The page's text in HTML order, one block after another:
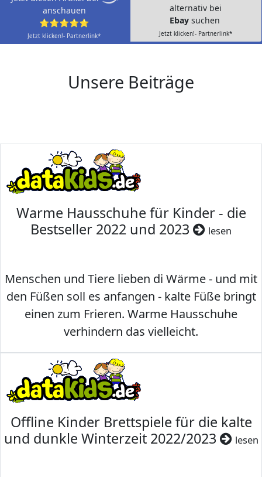
anschauen
⭐⭐⭐⭐⭐
Jetzt klicken!- Partnerlink*
alternativ bei
Ebay suchen
Jetzt klicken!- Partnerlink*
Unsere Beiträge
Warme Hausschuhe für Kinder - die
Bestseller 2022 und 2023
lesen
Menschen und Tiere lieben di Wärme - und mit
den Füßen soll es anfangen - kalte Füße bringt
einen zum Frieren. Warme Hausschuhe
verhindern das vielleicht.
Offline Kinder Brettspiele für die kalte
und dunkle Winterzeit 2022/2023
lesen